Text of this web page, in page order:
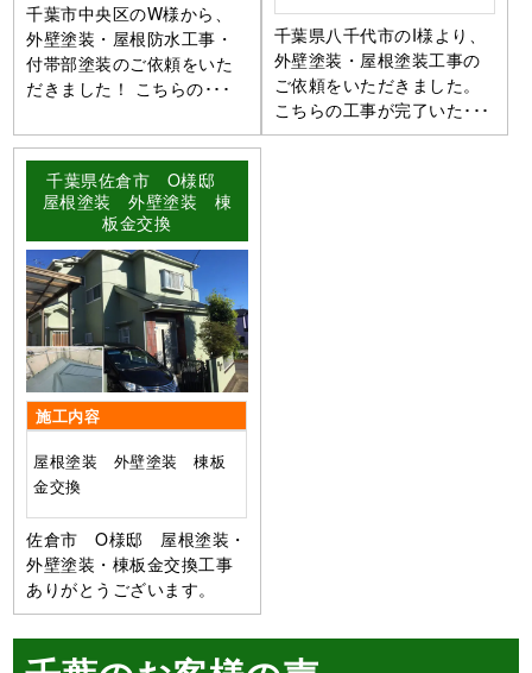
千葉市中央区のW様から、
外壁塗装・屋根防水工事・
付帯部塗装のご依頼をいた
だきました！ こちらの･･･
千葉県八千代市のI様より、
外壁塗装・屋根塗装工事の
ご依頼をいただきました。
こちらの工事が完了いた･･･
千葉県佐倉市 O様邸
屋根塗装 外壁塗装 棟
板金交換
施工内容
屋根塗装 外壁塗装 棟板
金交換
佐倉市 O様邸 屋根塗装・
外壁塗装・棟板金交換工事
ありがとうございます。